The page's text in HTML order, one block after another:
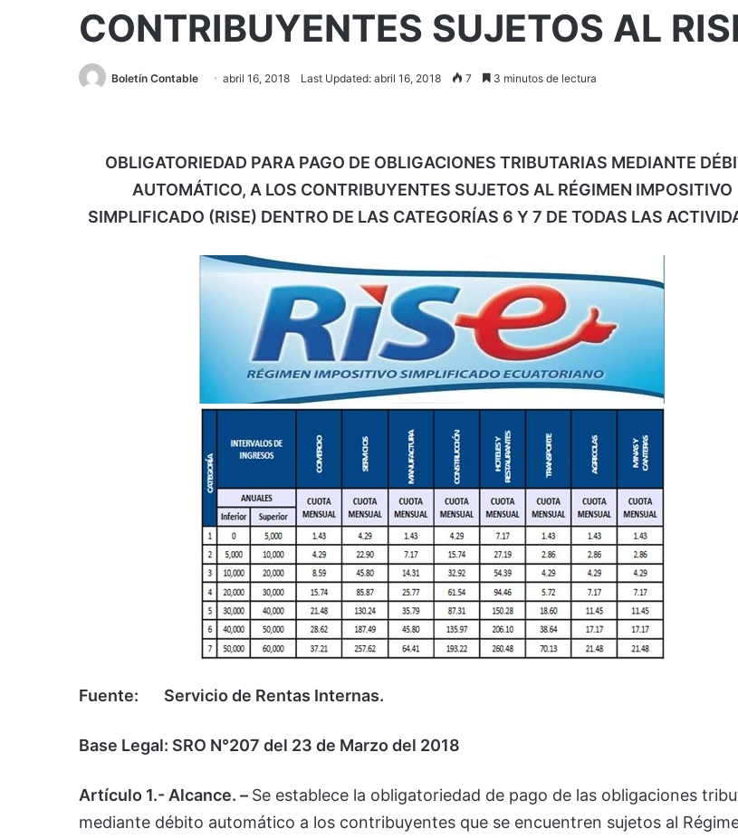
CONTRIBUYENTES SUJETOS AL
Boletín Contable abril 16, 2018 Last Updated: abril 16, 2018 7 3 minutos de lectura
OBLIGATORIEDAD PARA PAGO DE OBLIGACIONES TRIBUTARIAS MEDIANTE
AUTOMÁTICO, A LOS CONTRIBUYENTES SUJETOS AL RÉGIMEN IMPOSITIVO
SIMPLIFICADO (RISE) DENTRO DE LAS CATEGORÍAS 6 Y 7 DE TODAS LAS
Fuente: Servicio de Rentas Internas.
Base Legal: SRO N°207 del 23 de Marzo del 2018
Artículo 1.- Alcance. – Se establece la obligatoriedad de pago de las obligaciones
mediante débito automático a los contribuyentes que se encuentren sujetos al